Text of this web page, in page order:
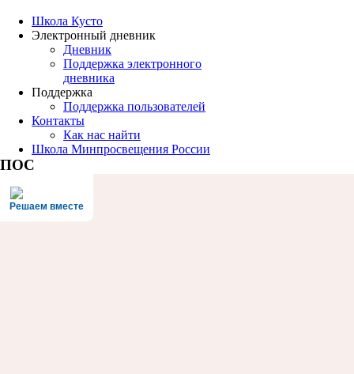
Школа Кусто
Электронный дневник
Дневник
Поддержка электронного
дневника
Поддержка
Поддержка пользователей
Контакты
Как нас найти
Школа Минпросвещения России
ПОС
Решаем вместе